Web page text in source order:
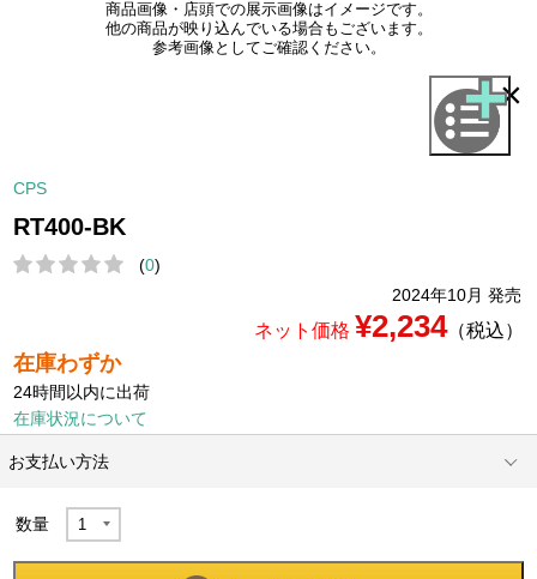
商品画像・店頭での展示画像はイメージです。
他の商品が映り込んでいる場合もございます。
参考画像としてご確認ください。
×
CPS
RT400-BK
(0)
2024年10月 発売
ネット価格 ¥2,234（税込）
在庫わずか
24時間以内に出荷
在庫状況について
お支払い方法
数量